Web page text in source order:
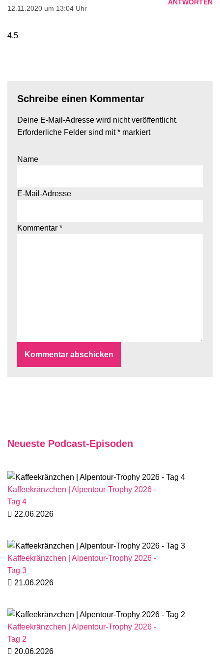
12.11.2020 um 13:04 Uhr
ANTWORTEN
4.5
Schreibe einen Kommentar
Deine E-Mail-Adresse wird nicht veröffentlicht.
Erforderliche Felder sind mit* markiert
Name
E-Mail-Adresse
Kommentar *
Neueste Podcast-Episoden
Kaffeekränzchen | Alpentour-Trophy 2026 -
Tag 4
22.06.2026
Kaffeekränzchen | Alpentour-Trophy 2026 -
Tag 3
21.06.2026
Kaffeekränzchen | Alpentour-Trophy 2026 -
Tag 2
20.06.2026